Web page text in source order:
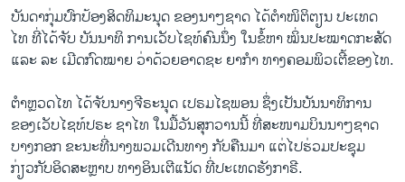
ສຽງ
ລາຍການກະຈາຍສຽງ
ຕິດຕາມພວກເຮົາ ທີ່
ພາສາຕ່າງໆ
ບັນດາກຸ່ມປົກປ້ອງສິດທິມະນຸດ ຂອງນາໆຊາດ ໄດ້ຕຳໜິຕິຕຽນ ປະເທດ
ໄທ ທີ່ໄດ້ຈັບ ບັນນາທິ ການເວັບໄຊທ໌ຄົນນຶ່ງ ໃນຂໍ້ຫາ ໝິ່ນປະໝາດກະສັດ
ແລະ ລະ ເມີດກົດໝາຍ ວ່າດ້ວຍອາດຊະ ຍາກຳ ທາງຄອມພິວເຕີ້ຂອງໄທ.
ຕຳຫຼວດໄທ ໄດ້ຈັບນາງຈີຣະນຸດ ເປຣມໄຊພອນ ຊຶ່ງເປັນບັນນາທິການ
ຂອງເວັບໄຊທ໌ປຣະ ຊາໄທ ໃນມື້ວັນສຸກວານນີ້ ທີ່ສະໜາມບິນນາໆຊາດ
ບາງກອກ ຂະນະທີ່ນາງພວມເດີນທາງ ກັບຄືນມາ ແຕ່ໄປຮ່ວມປະຊຸມ
ກ່ຽວກັບອິດສະຫຼາບ ທາງອິນເຕີແນັດ ທີ່ປະເທດຮັງກາຣີ.